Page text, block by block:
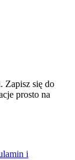
2
od
Zapisz się do
prosto na
i